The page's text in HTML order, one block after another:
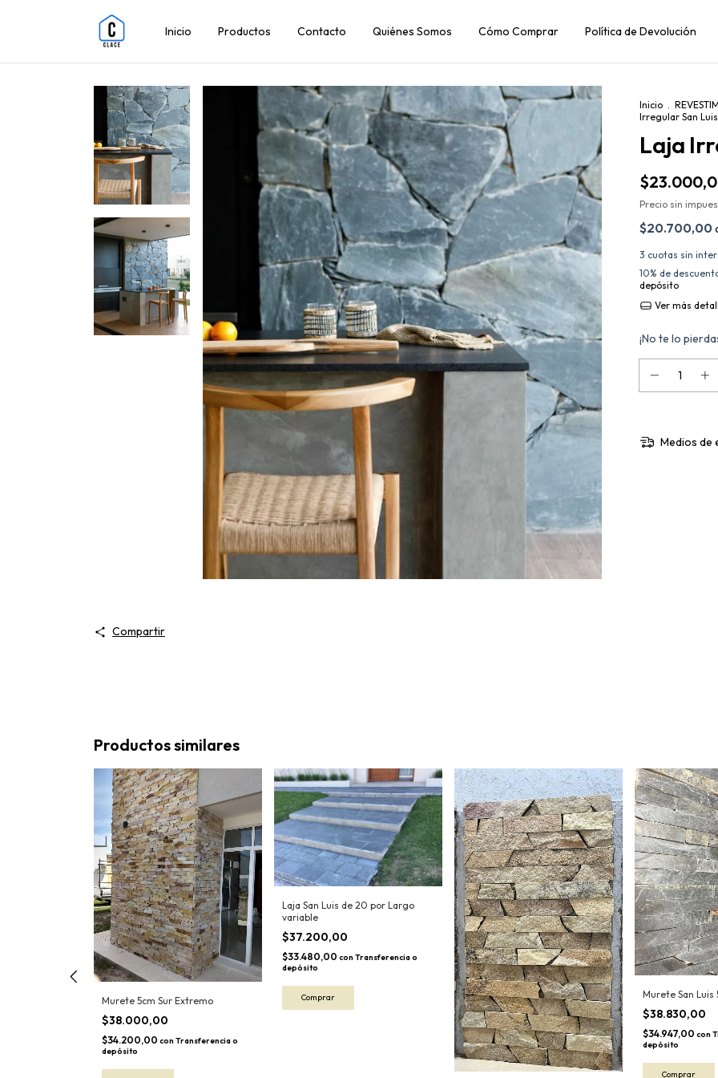
Inicio Productos Contacto Quiénes Somos Cómo Comprar Política de Devolución
Inicio .
Irregular San Luis
Laja
Precio sin
$20.700,00
3 cuotas sin
10% de
depósito
Ver más
¡No te lo
Medios de
Compartir
Productos similares
Murete 5cm Sur Extremo
$38.000,00
$34.200,00 con Transferencia o
depósito
Laja San Luis de 20 por Largo
variable
$37.200,00
$33.480,00 con Transferencia o
depósito
Murete San Luis
$38.830,00
$34.947,00 con
depósito